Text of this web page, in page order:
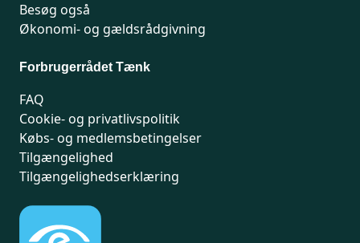
Besøg også
Økonomi- og gældsrådgivning
Forbrugerrådet Tænk
FAQ
Cookie- og privatlivspolitik
Købs- og medlemsbetingelser
Tilgængelighed
Tilgængelighedserklæring